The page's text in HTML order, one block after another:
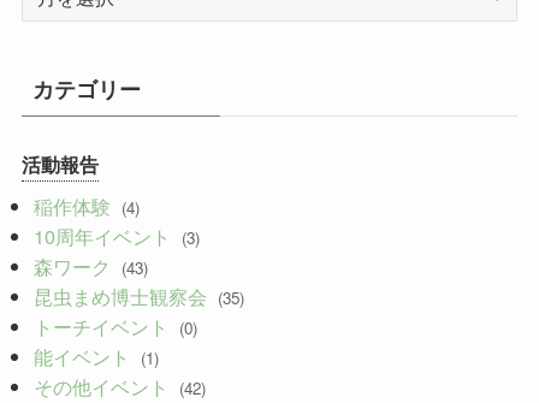
次
カ
ブ
カテゴリー
活動報告
稲作体験 (4)
10周年イベント (3)
森ワーク (43)
昆虫まめ博士観察会 (35)
トーチイベント (0)
能イベント (1)
その他イベント (42)